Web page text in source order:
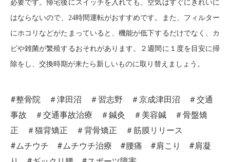
必要です。帰宅後にスイッチを入れても、空気はすぐにきれいに
はならないので、 24時間運転がおすすめです。また、フィルター
にホコリなどがたまっていると、機能が低下するだけでなく、カ
ビや雑菌が繁殖するおそれがあります。２週間に１度を目安に掃
除をし、交換時期が来たら新しいものに取り替えましょう。
#整骨院 ＃津田沼 ＃習志野 ＃京成津田沼 ＃交通
事故 ＃交通事故治療 ＃鍼灸 ＃美容鍼 ＃骨盤矯
正 ＃猫背矯正 ＃背骨矯正 ＃筋膜リリース
#ムチウチ #ムチウチ治療 #腰痛 #肩こり #肩凝